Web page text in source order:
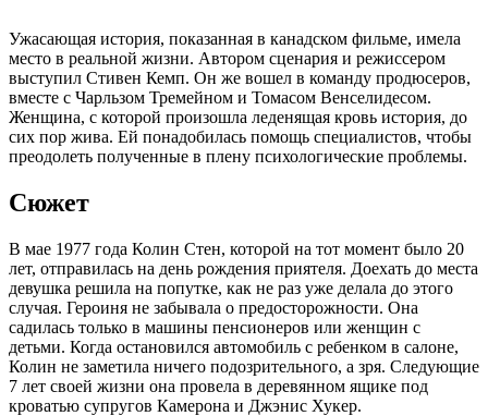
Ужасающая история, показанная в канадском фильме, имела
место в реальной жизни. Автором сценария и режиссером
выступил Стивен Кемп. Он же вошел в команду продюсеров,
вместе с Чарльзом Тремейном и Томасом Венселидесом.
Женщина, с которой произошла леденящая кровь история, до
сих пор жива. Ей понадобилась помощь специалистов, чтобы
преодолеть полученные в плену психологические проблемы.
Сюжет
В мае 1977 года Колин Стен, которой на тот момент было 20
лет, отправилась на день рождения приятеля. Доехать до места
девушка решила на попутке, как не раз уже делала до этого
случая. Героиня не забывала о предосторожности. Она
садилась только в машины пенсионеров или женщин с
детьми. Когда остановился автомобиль с ребенком в салоне,
Колин не заметила ничего подозрительного, а зря. Следующие
7 лет своей жизни она провела в деревянном ящике под
кроватью супругов Камерона и Джэнис Хукер.